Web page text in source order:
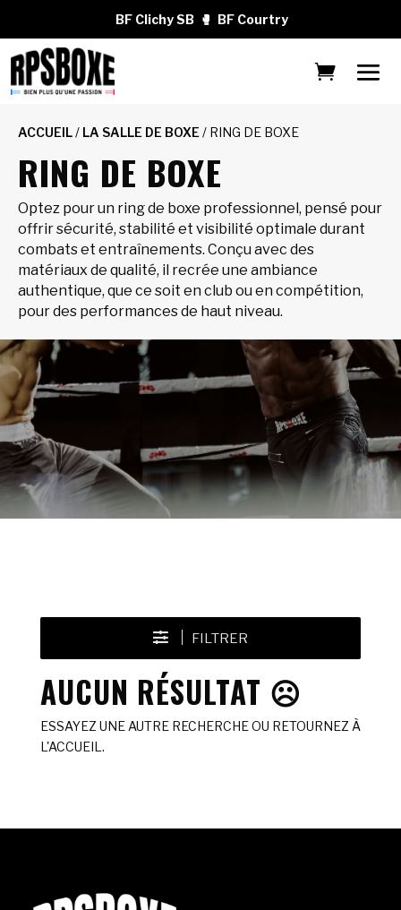
BF Clichy SB 🥊 BF Courtry
ACCUEIL/ LA SALLE DE BOXE / RING DE BOXE
RING DE BOXE
Optez pour un ring de boxe professionnel, pensé pour
offrir sécurité, stabilité et visibilité optimale durant
combats et entraînements. Conçu avec des
matériaux de qualité, il recrée une ambiance
authentique, que ce soit en club ou en compétition,
pour des performances de haut niveau.
FILTRER
AUCUN RÉSULTAT ☹️
ESSAYEZ UNE AUTRE RECHERCHE OU RETOURNEZ À
L'ACCUEIL.